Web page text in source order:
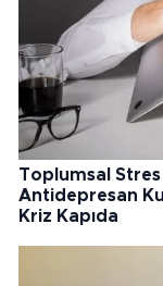
Toplumsal
Antidepresan
Kriz Kapıda